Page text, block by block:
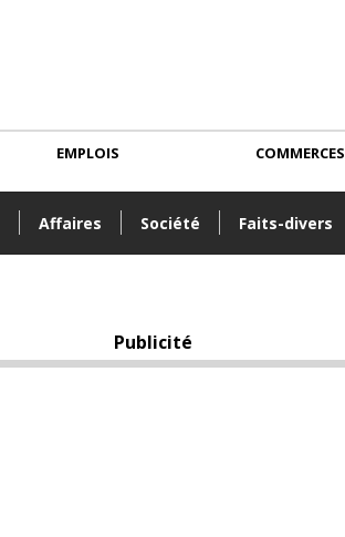
Affaires Société Faits-divers
EMPLOIS COMMERCES
Publicité